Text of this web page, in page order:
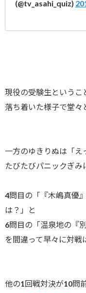
(@tv_asahi_quiz)
現役の受験生というこ
落ち着いた様子で堂々
一方のゆきりぬは「え
たびたびパニックぎみ
4問目の「『木嶋真優
は？」と
6問目の「温泉地の『
を間違って早々に対戦
他の1回戦対決が10問